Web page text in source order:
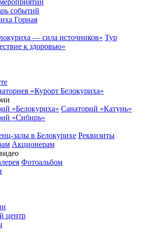
событий
Горная
— сила источников» Тур
к здоровью»
«Курорт Белокуриха»
«Белокуриха» Санаторий «Катунь»
«Сибирь»
залы в Белокурихе Реквизиты
Акционерам
Фотоальбом
центр